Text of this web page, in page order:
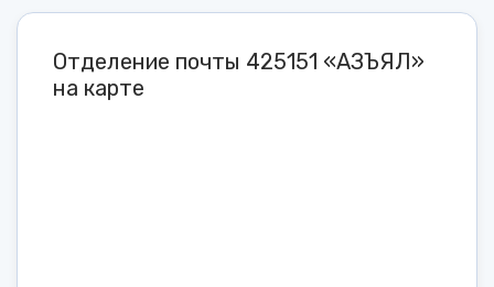
Отделение почты 425151 «АЗЪЯЛ»
на карте